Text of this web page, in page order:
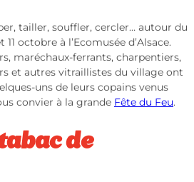
tailler, souffler, cercler… autour du
octobre à l’Ecomusée d’Alsace.
maréchaux-ferrants, charpentiers,
et autres vitraillistes du village ont
uns de leurs copains venus
convier à la grande Fête du Feu.
de